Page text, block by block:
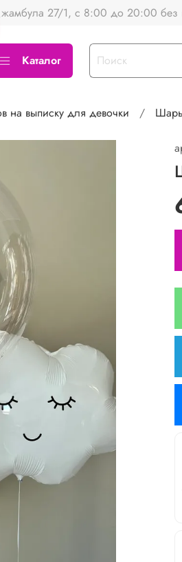
27/1, с 8:00 до 20:00 без
Каталог
на выписку для девочки